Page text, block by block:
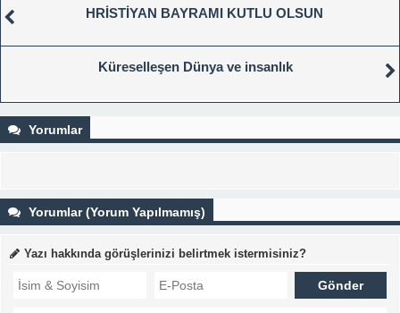
HRİSTİYAN BAYRAMI KUTLU OLSUN
Küreselleşen Dünya ve insanlık
Yorumlar
Yorumlar (Yorum Yapılmamış)
Yazı hakkında görüşlerinizi belirtmek istermisiniz?